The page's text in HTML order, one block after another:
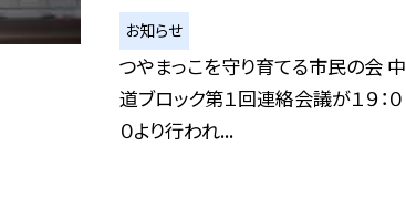
お知らせ
つやまっこを守り育てる市民の会 中
道ブロック第１回連絡会議が１９：０
０より行われ...